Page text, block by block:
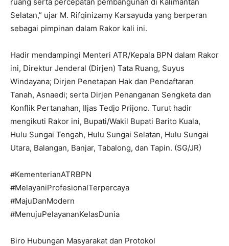
I've read and accept thePrivacy Policy.
Selatan,” ujar M. Rifqinizamy Karsayuda yang berperan
sebagai pimpinan dalam Rakor kali ini.
Hadir mendampingi Menteri ATR/Kepala BPN dalam Rakor
ini, Direktur Jenderal (Dirjen) Tata Ruang, Suyus
Windayana; Dirjen Penetapan Hak dan Pendaftaran
Tanah, Asnaedi; serta Dirjen Penanganan Sengketa dan
Konflik Pertanahan, Iljas Tedjo Prijono. Turut hadir
mengikuti Rakor ini, Bupati/Wakil Bupati Barito Kuala,
Hulu Sungai Tengah, Hulu Sungai Selatan, Hulu Sungai
Utara, Balangan, Banjar, Tabalong, dan Tapin. (SG/JR)
#KementerianATRBPN
#MelayaniProfesionalTerpercaya
#MajuDanModern
#MenujuPelayananKelasDunia
Biro Hubungan Masyarakat dan Protokol